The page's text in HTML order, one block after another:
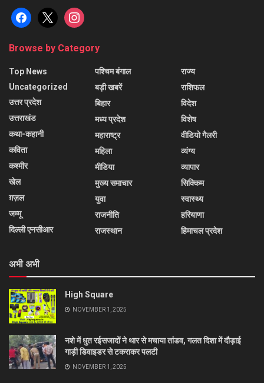
facebook
x instagram
Browse by Category
Top News
Uncategorized
उत्तर प्रदेश
उत्तराखंड
कथा-कहानी
कविता
कश्मीर
खेल
ग़ज़ल
जम्मू
दिल्ली एनसीआर
पश्चिम बंगाल
बड़ी खबरें
बिहार
मध्य प्रदेश
महाराष्ट्र
महिला
मीडिया
मुख्य समाचार
युवा
राजनीति
राजस्थान
राज्य
राशिफल
विदेश
विशेष
वीडियो गैलरी
व्यंग्य
व्यापार
सिक्किम
स्वास्थ्य
हरियाणा
हिमाचल प्रदेश
अभी अभी
High Square
NOVEMBER 1, 2025
नशे में धुत रईसजादों ने थार से मचाया तांडव, गलत दिशा में दौड़ाई
गाड़ी डिवाइडर से टकराकर पलटी
NOVEMBER 1, 2025